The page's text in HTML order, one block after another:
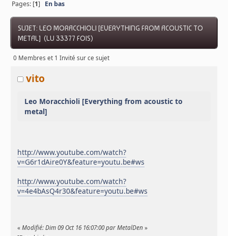
Pages: [1] En bas
SUJET: LEO MORACCHIOLI [EVERYTHING FROM ACOUSTIC TO
METAL] (LU 33377 FOIS)
0 Membres et 1 Invité sur ce sujet
vito
Leo Moracchioli [Everything from acoustic to
metal]
http://www.youtube.com/watch?
v=G6r1dAire0Y&feature=youtu.be#ws
http://www.youtube.com/watch?
v=4e4bAsQ4r30&feature=youtu.be#ws
«Modifié: Dim 09 Oct 16 16:07:00 par MetalDen »